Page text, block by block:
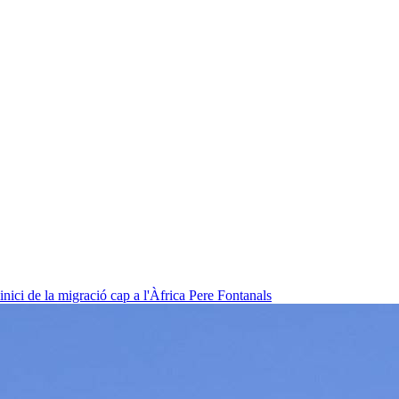
de la migració cap a l'Àfrica Pere Fontanals